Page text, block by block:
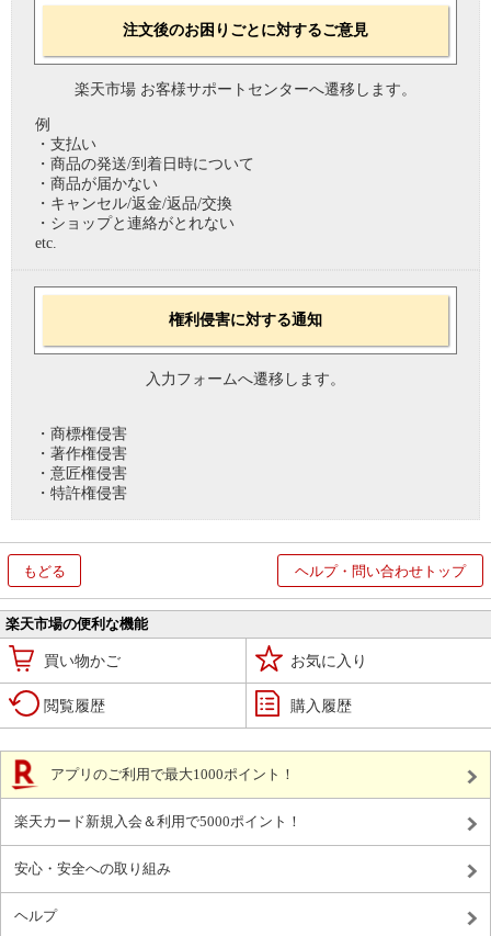
注文後のお困りごとに対するご意見
楽天市場 お客様サポートセンターへ遷移します。
例
・支払い
・商品の発送/到着日時について
・商品が届かない
・キャンセル/返金/返品/交換
・ショップと連絡がとれない
etc.
権利侵害に対する通知
入力フォームへ遷移します。
・商標権侵害
・著作権侵害
・意匠権侵害
・特許権侵害
もどる ヘルプ・問い合わせトップ
楽天市場の便利な機能
買い物かご お気に入り
閲覧履歴 購入履歴
アプリのご利用で最大1000ポイント！
楽天カード新規入会＆利用で5000ポイント！
安心・安全への取り組み
ヘルプ